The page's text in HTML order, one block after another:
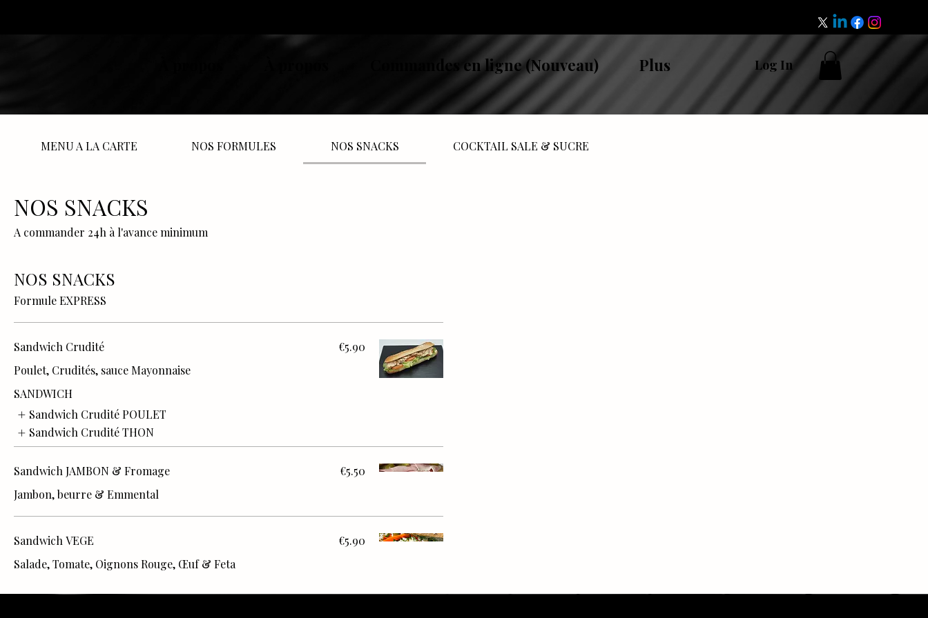
Commandes en ligne (Nouveau) Plus Log In
MENU A LA CARTE NOS FORMULES NOS SNACKS COCKTAIL SALE & SUCRE
NOS SNACKS
A commander 24h à l'avance minimum
NOS SNACKS
Formule EXPRESS
Sandwich Crudité
€5.90
SANDWICH
Sandwich Crudité POULET
Sandwich Crudité THON
Sandwich JAMBON & Fromage
€5.50
Sandwich VEGE
€5.90